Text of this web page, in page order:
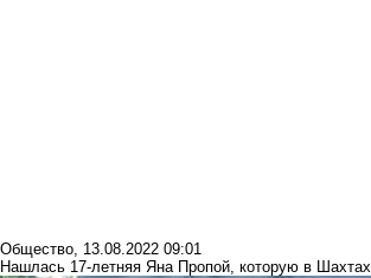
Общество, 13.08.2022 09:01
Нашлась 17-летняя Яна Пропой, которую в Шахтах